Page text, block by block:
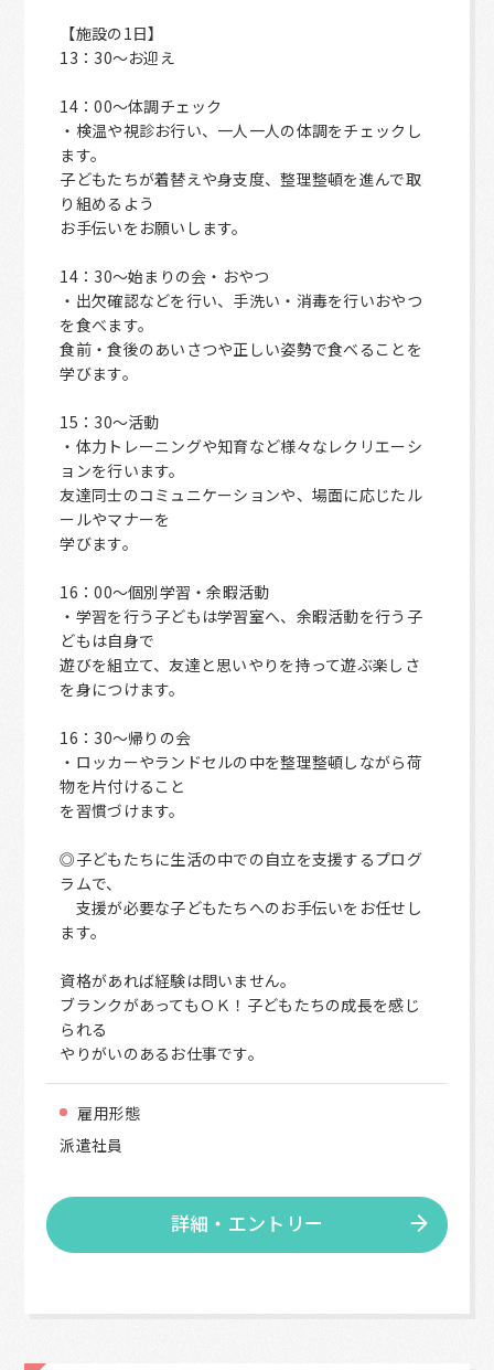
【施設の1日】
13：30～お迎え
14：00～体調チェック
・検温や視診お行い、一人一人の体調をチェックし
ます。
子どもたちが着替えや身支度、整理整頓を進んで取
り組めるよう
お手伝いをお願いします。
14：30～始まりの会・おやつ
・出欠確認などを行い、手洗い・消毒を行いおやつ
を食べます。
食前・食後のあいさつや正しい姿勢で食べることを
学びます。
15：30～活動
・体力トレーニングや知育など様々なレクリエーシ
ョンを行います。
友達同士のコミュニケーションや、場面に応じたル
ールやマナーを
学びます。
16：00～個別学習・余暇活動
・学習を行う子どもは学習室へ、余暇活動を行う子
どもは自身で
遊びを組立て、友達と思いやりを持って遊ぶ楽しさ
を身につけます。
16：30～帰りの会
・ロッカーやランドセルの中を整理整頓しながら荷
物を片付けること
を習慣づけます。
◎子どもたちに生活の中での自立を支援するプログ
ラムで、
支援が必要な子どもたちへのお手伝いをお任せし
ます。
資格があれば経験は問いません。
ブランクがあってもＯＫ！子どもたちの成長を感じ
られる
やりがいのあるお仕事です。
雇用形態
派遣社員
詳細・エントリー